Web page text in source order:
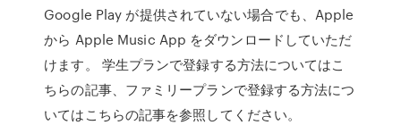
Google Play が提供されていない場合でも、Apple
から Apple Music App をダウンロードしていただ
けます。 学生プランで登録する方法についてはこ
ちらの記事、ファミリープランで登録する方法につ
いてはこちらの記事を参照してください。